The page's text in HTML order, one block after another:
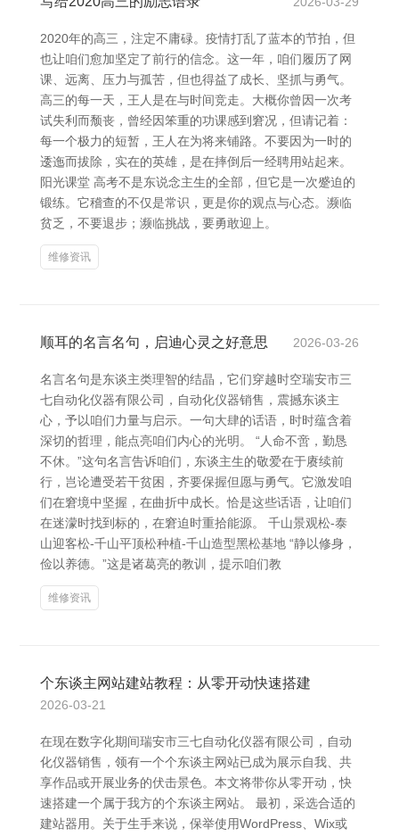
2020年的高三，注定不庸碌。疫情打乱了蓝本的节拍，但
也让咱们愈加坚定了前行的信念。这一年，咱们履历了网
课、远离、压力与孤苦，但也得益了成长、坚抓与勇气。
高三的每一天，王人是在与时间竞走。大概你曾因一次考
试失利而颓丧，曾经因笨重的功课感到窘况，但请记着：
每一个极力的短暂，王人在为将来铺路。不要因为一时的
逶迤而拔除，实在的英雄，是在摔倒后一经聘用站起来。
阳光课堂 高考不是东说念主生的全部，但它是一次蹙迫的
锻练。它稽查的不仅是常识，更是你的观点与心态。濒临
贫乏，不要退步；濒临挑战，要勇敢迎上。
维修资讯
顺耳的名言名句，启迪心灵之好意思 2026-03-26
名言名句是东谈主类理智的结晶，它们穿越时空瑞安市三
七自动化仪器有限公司，自动化仪器销售，震撼东谈主
心，予以咱们力量与启示。一句大肆的话语，时时蕴含着
深切的哲理，能点亮咱们内心的光明。 “人命不啻，勤恳
不休。”这句名言告诉咱们，东谈主生的敬爱在于赓续前
行，岂论遭受若干贫困，齐要保握但愿与勇气。它激发咱
们在窘境中坚握，在曲折中成长。恰是这些话语，让咱们
在迷濛时找到标的，在窘迫时重拾能源。 千山景观松-泰
山迎客松-千山平顶松种植-千山造型黑松基地 “静以修身，
俭以养德。”这是诸葛亮的教训，提示咱们教
维修资讯
个东谈主网站建站教程：从零开动快速搭建
2026-03-21
在现在数字化期间瑞安市三七自动化仪器有限公司，自动
化仪器销售，领有一个个东谈主网站已成为展示自我、共
享作品或开展业务的伏击景色。本文将带你从零开动，快
速搭建一个属于我方的个东谈主网站。 最初，采选合适的
建站器用。关于生手来说，保举使用WordPress、Wix或